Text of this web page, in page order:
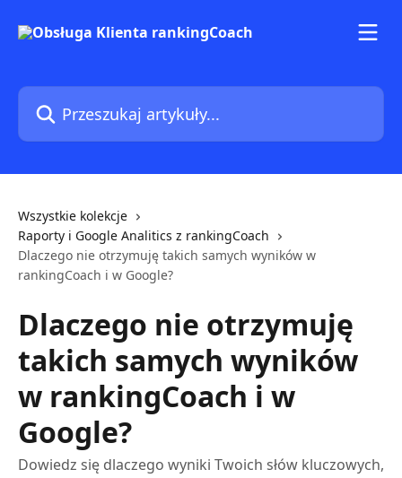
Przeszukaj artykuły...
Wszystkie kolekcje
Raporty i Google Analitics z rankingCoach
Dlaczego nie otrzymuję takich samych wyników w
rankingCoach i w Google?
Dlaczego nie otrzymuję
takich samych wyników
w rankingCoach i w
Google?
Dowiedz się dlaczego wyniki Twoich słów kluczowych,